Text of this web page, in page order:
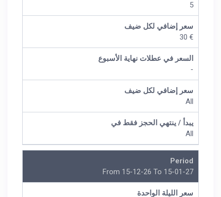
5
سعر إضافي لكل ضيف
€ 30
السعر في عطلات نهاية الأسبوع
-
سعر إضافي لكل ضيف
All
يبدأ / ينتهي الحجز فقط في
All
Period
From 15-12-26 To 15-01-27
سعر الليلة الواحدة